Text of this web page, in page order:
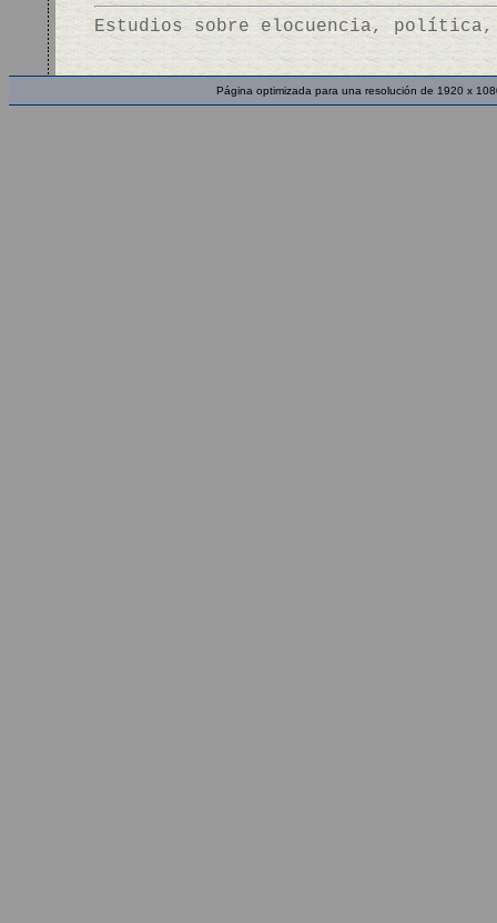
Estudios sobre elocuencia,
Página optimizada para una resolución de 1920 x